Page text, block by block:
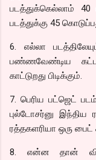
படத்துக்கெல்லாம்
படத்துக்கு 45
6. எல்லா
பண்ணவேண்டிய
காட்டுறது பிடிக்கும்.
7. பெரிய பட்ஜெட்
புல்டோசர்னு
ரத்தகளரியா ஒரு பைட்
8. என்ன தான்